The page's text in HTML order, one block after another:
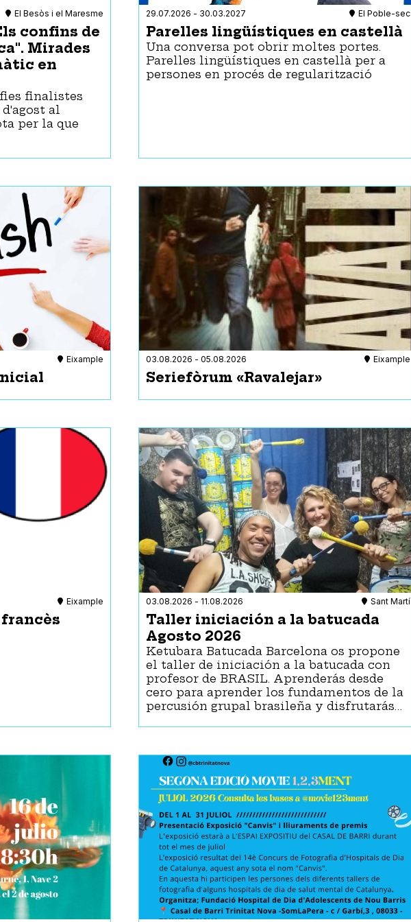
Ecologia
Jordi
Amb mascotes
Per a dones
Castells
Circ
Concentracions
Concert
Conferència
Fira
Foc
Jocs
Jornada
Manifestació
Pòdcast
Ràdio
Rutes
Seminari
Taller
Teatre
Visita guiada
magnètic
Els gossos pigall o d'assistència són benvinguts
Intèrpret en llengua de signes (a demanda)
Intèrpret en llengua de signes (per defecte)
Materials relacionats i per seguir l’activitat en Braille
relacionats i per seguir l’activitat fets amb lectura
Pictogrames explicatius de l’activitat i els espais
Reserva de places d'aparcament per a persones amb
reduïda
Reserva de seients per a persones amb discapacitat visual i
d’audiodescripció
Suport per a persones amb discapacitat intel·lectual
Festa
Festes majors
El Besòs i el Maresme
confins de
Mirades
en
finalistes
al
per la que
29.07.2026 - 30.03.2027 El Poble-sec
Parelles lingüístiques en castellà
Una conversa pot obrir moltes portes.
Parelles lingüístiques en castellà per a
persones en procés de regularització
Eixample 03.08.2026 - 05.08.2026 Eixample
Seriefòrum «Ravalejar»
Eixample 03.08.2026 - 11.08.2026 Sant Martí
Taller iniciación a la batucada
Agosto 2026
Ketubara Batucada Barcelona os propone
el taller de iniciación a la batucada con
profesor de BRASIL. Aprenderás desde
cero para aprender los fundamentos de la
percusión grupal brasileña y disfrutarás…